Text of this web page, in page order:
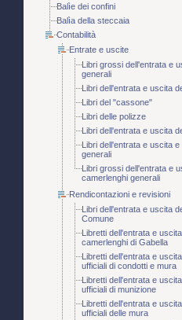
Balìe dei confini
Balìa della steccaia
Contabilità
Entrate e uscite
Libri grossi dell'entrata e
generali
Libri dell'entrata e uscita
Libri del "cassone"
Libri delle polizze
Libri dell'entrata e uscita
Libri dell'entrata e uscita
generali
Libri grossi dell'entrata e
camerlenghi generali
Rendicontazioni e revisioni
Libri dell'entrata e uscita
Comune
Libretti dell'entrata e
camerlenghi di Gabella
Libretti dell'entrata e
ufficiali di condotti e mura
Libretti dell'entrata e
ufficiali di munizione
Libretti dell'entrata e
ufficiali delle mura